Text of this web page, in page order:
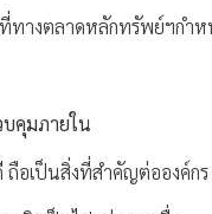
ทางตลาดหลักทรัพย์ฯกำ
บคุมภายใน
ถือเป็นสิ่งที่สำคัญต่อองค์กร